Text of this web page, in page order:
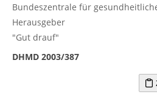
Bundeszentrale für
Herausgeber
"Gut drauf"
DHMD 2003/387